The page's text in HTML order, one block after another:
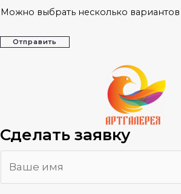
Можно выбрать несколько вариантов
Отправить
Сделать заявку